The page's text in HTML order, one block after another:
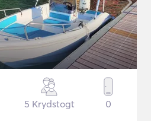
5 Krydstogt 0